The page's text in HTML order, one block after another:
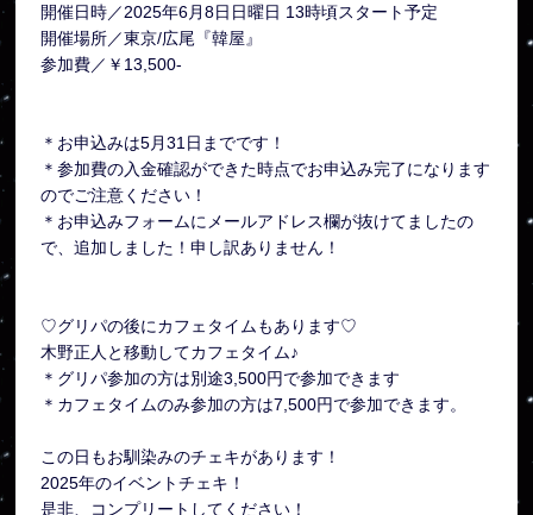
開催日時／2025年6月8日日曜日 13時頃スタート予定
開催場所／東京/広尾『韓屋』
参加費／￥13,500-
＊お申込みは5月31日までです！
＊参加費の入金確認ができた時点でお申込み完了になります
のでご注意ください！
＊お申込みフォームにメールアドレス欄が抜けてましたの
で、追加しました！申し訳ありません！
♡グリパの後にカフェタイムもあります♡
木野正人と移動してカフェタイム♪
＊グリパ参加の方は別途3,500円で参加できます
＊カフェタイムのみ参加の方は7,500円で参加できます。
この日もお馴染みのチェキがあります！
2025年のイベントチェキ！
是非、コンプリートしてください！